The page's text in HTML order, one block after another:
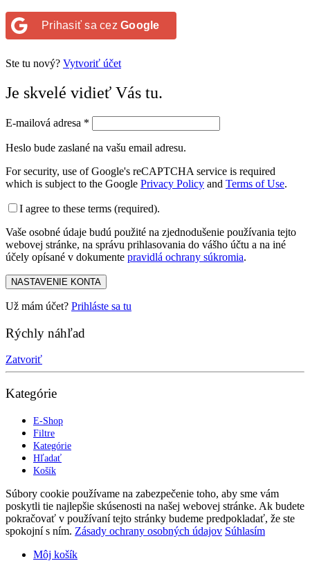
Prihasiť sa cez Google
Ste tu nový? Vytvoriť účet
Je skvelé vidieť Vás tu.
E-mailová adresa *
Heslo bude zaslané na vašu email adresu.
For security, use of Google's reCAPTCHA service is required
which is subject to the Google Privacy Policy and Terms of Use.
I agree to these terms (required).
Vaše osobné údaje budú použité na zjednodušenie používania tejto
webovej stránke, na správu prihlasovania do vášho účtu a na iné
účely opísané v dokumente pravidlá ochrany súkromia.
NASTAVENIE KONTA
Už mám účet? Prihláste sa tu
Rýchly náhľad
Zatvoriť
Kategórie
E-Shop
Filtre
Kategórie
Hľadať
Košík
Súbory cookie používame na zabezpečenie toho, aby sme vám
poskytli tie najlepšie skúsenosti na našej webovej stránke. Ak budete
pokračovať v používaní tejto stránky budeme predpokladať, že ste
spokojní s ním. Zásady ochrany osobných údajov Súhlasím
Môj košík